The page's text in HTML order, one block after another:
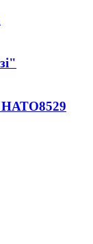
НАТО8529